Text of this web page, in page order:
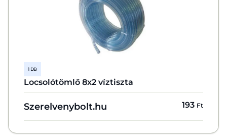
1 DB
Locsolótömlő 8x2 víztiszta
Szerelvenybolt.hu 193 Ft